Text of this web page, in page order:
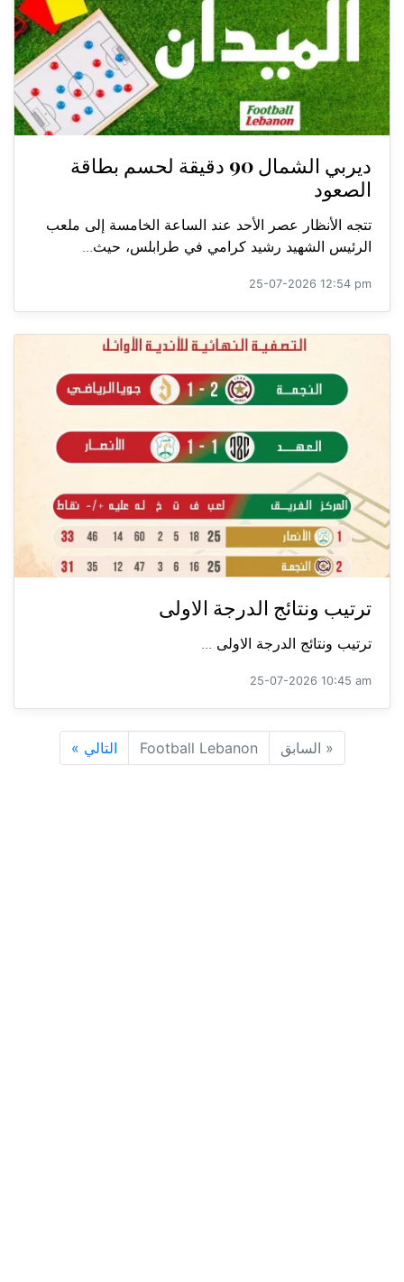
ديربي الشمال 90 دقيقة لحسم بطاقة
الصعود
تتجه الأنظار عصر الأحد عند الساعة الخامسة إلى ملعب
الرئيس الشهيد رشيد كرامي في طرابلس، حيث...
25-07-2026 12:54 pm
ترتيب ونتائج الدرجة الاولى
ترتيب ونتائج الدرجة الاولى ...
25-07-2026 10:45 am
« السابق Football Lebanon التالي »